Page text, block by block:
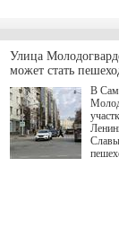
для
Улица
может стать
В